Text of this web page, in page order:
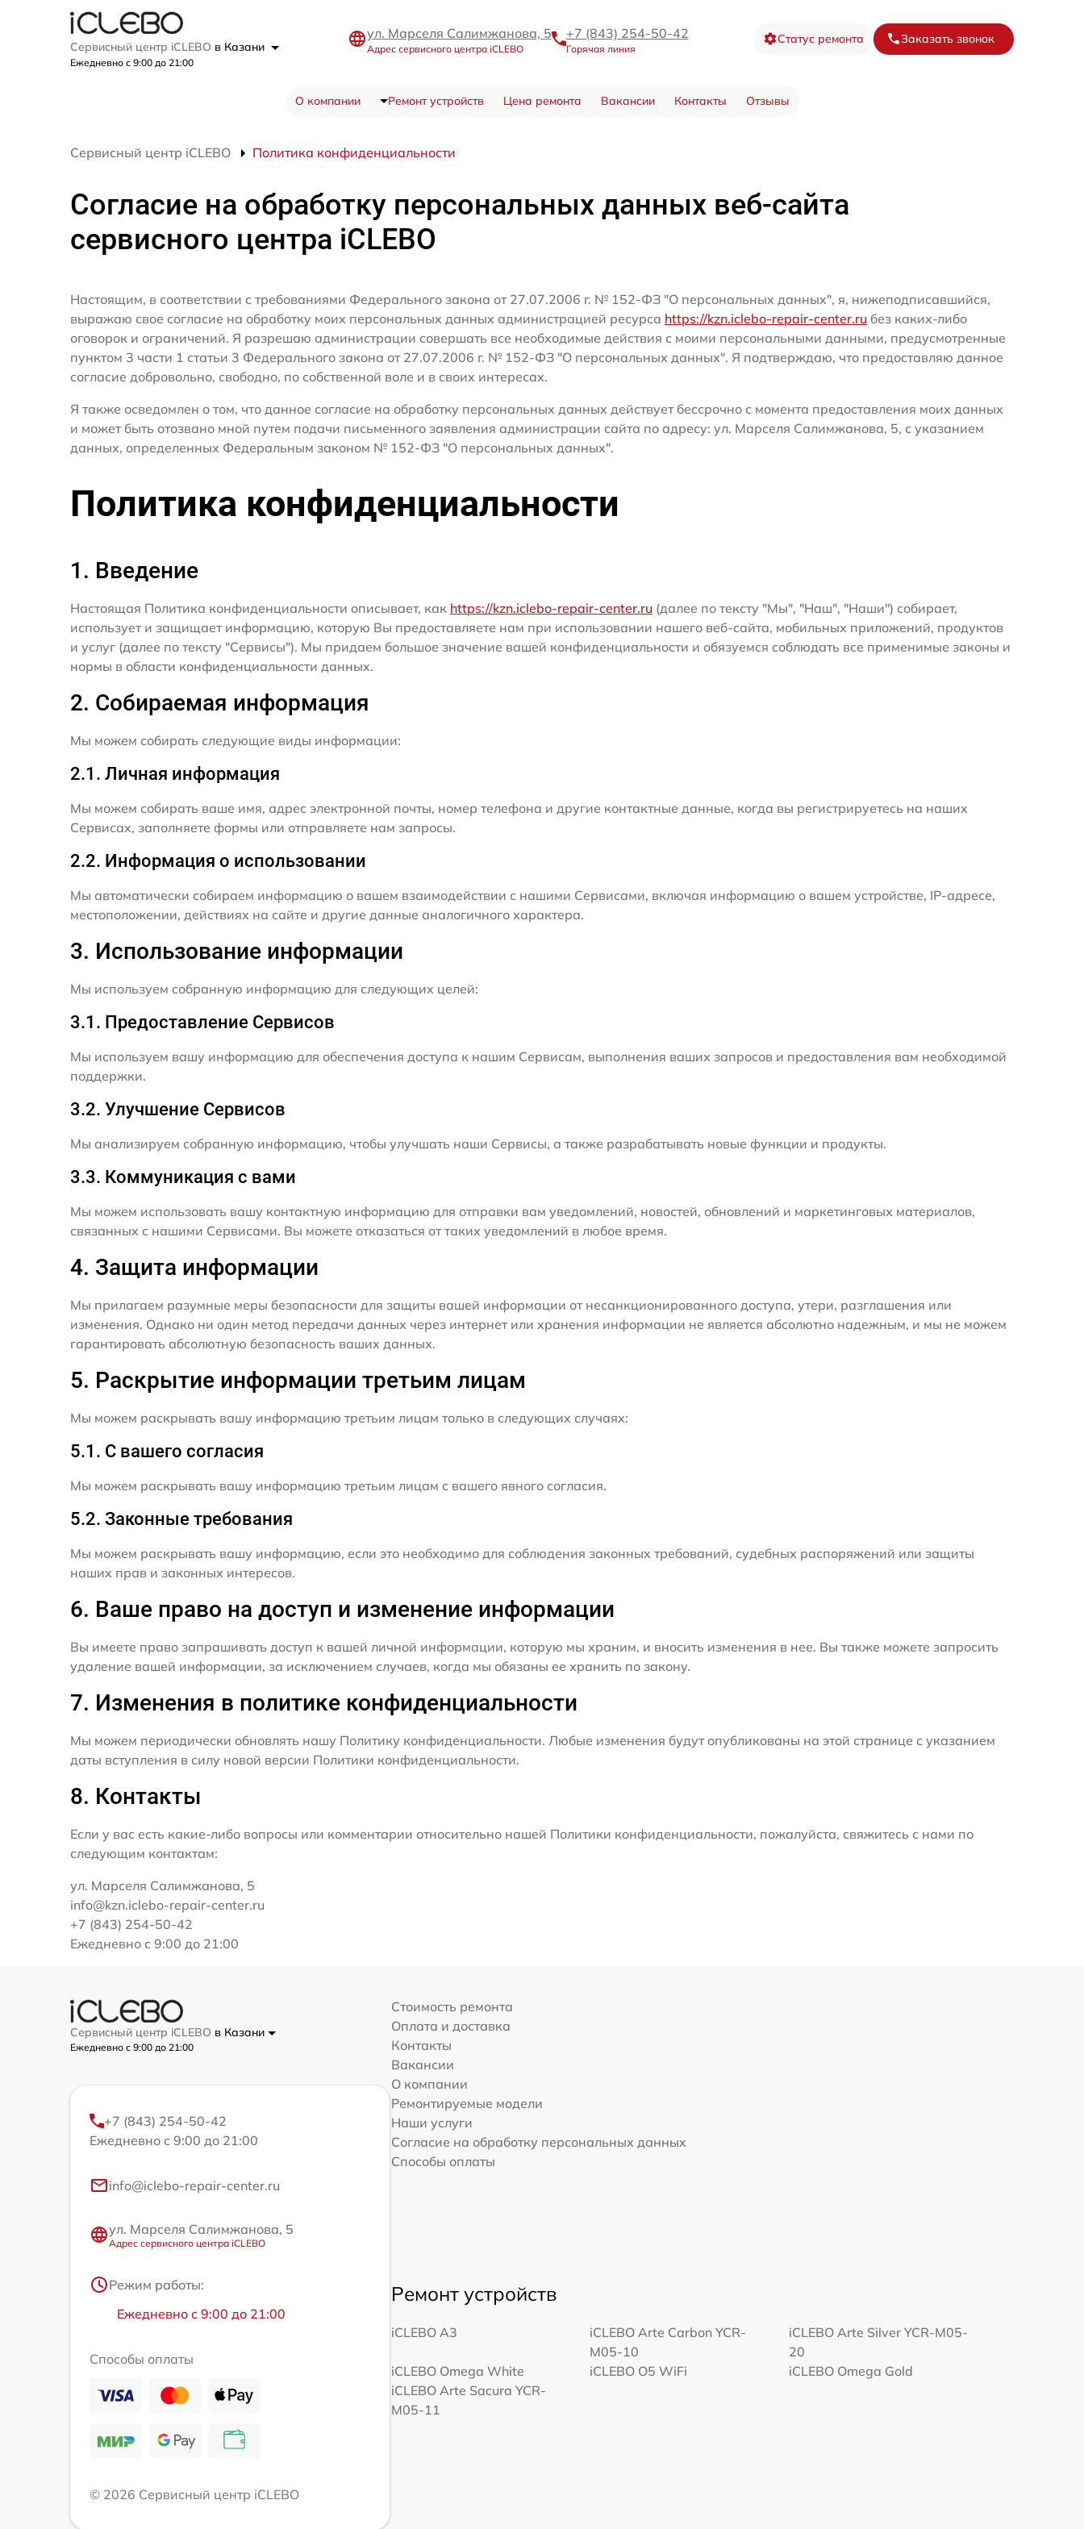
Сервисный центр iCLEBO в Казани
Ежедневно с 9:00 до 21:00
ул. Марселя Салимжанова, 5
Адрес сервисного центра iCLEBO
+7 (843) 254-50-42
Горячая линия
Статус ремонта Заказать звонок
О компании Ремонт устройств Цена ремонта Вакансии Контакты Отзывы
Сервисный центр iCLEBO Политика конфиденциальности
Согласие на обработку персональных данных веб-сайта
сервисного центра iCLEBO
Настоящим, в соответствии с требованиями Федерального закона от 27.07.2006 г. № 152-ФЗ "О персональных данных", я, нижеподписавшийся,
выражаю свое согласие на обработку моих персональных данных администрацией ресурса https://kzn.iclebo-repair-center.ru без каких-либо
оговорок и ограничений. Я разрешаю администрации совершать все необходимые действия с моими персональными данными, предусмотренные
пунктом 3 части 1 статьи 3 Федерального закона от 27.07.2006 г. № 152-ФЗ "О персональных данных". Я подтверждаю, что предоставляю данное
согласие добровольно, свободно, по собственной воле и в своих интересах.
Я также осведомлен о том, что данное согласие на обработку персональных данных действует бессрочно с момента предоставления моих данных
и может быть отозвано мной путем подачи письменного заявления администрации сайта по адресу: ул. Марселя Салимжанова, 5, с указанием
данных, определенных Федеральным законом № 152-ФЗ "О персональных данных".
Политика конфиденциальности
1. Введение
Настоящая Политика конфиденциальности описывает, как https://kzn.iclebo-repair-center.ru (далее по тексту "Мы", "Наш", "Наши") собирает,
использует и защищает информацию, которую Вы предоставляете нам при использовании нашего веб-сайта, мобильных приложений, продуктов
и услуг (далее по тексту "Сервисы"). Мы придаем большое значение вашей конфиденциальности и обязуемся соблюдать все применимые законы и
нормы в области конфиденциальности данных.
2. Собираемая информация
Мы можем собирать следующие виды информации:
2.1. Личная информация
Мы можем собирать ваше имя, адрес электронной почты, номер телефона и другие контактные данные, когда вы регистрируетесь на наших
Сервисах, заполняете формы или отправляете нам запросы.
2.2. Информация о использовании
Мы автоматически собираем информацию о вашем взаимодействии с нашими Сервисами, включая информацию о вашем устройстве, IP-адресе,
местоположении, действиях на сайте и другие данные аналогичного характера.
3. Использование информации
Мы используем собранную информацию для следующих целей:
3.1. Предоставление Сервисов
Мы используем вашу информацию для обеспечения доступа к нашим Сервисам, выполнения ваших запросов и предоставления вам необходимой
поддержки.
3.2. Улучшение Сервисов
Мы анализируем собранную информацию, чтобы улучшать наши Сервисы, а также разрабатывать новые функции и продукты.
3.3. Коммуникация с вами
Мы можем использовать вашу контактную информацию для отправки вам уведомлений, новостей, обновлений и маркетинговых материалов,
связанных с нашими Сервисами. Вы можете отказаться от таких уведомлений в любое время.
4. Защита информации
Мы прилагаем разумные меры безопасности для защиты вашей информации от несанкционированного доступа, утери, разглашения или
изменения. Однако ни один метод передачи данных через интернет или хранения информации не является абсолютно надежным, и мы не можем
гарантировать абсолютную безопасность ваших данных.
5. Раскрытие информации третьим лицам
Мы можем раскрывать вашу информацию третьим лицам только в следующих случаях:
5.1. С вашего согласия
Мы можем раскрывать вашу информацию третьим лицам с вашего явного согласия.
5.2. Законные требования
Мы можем раскрывать вашу информацию, если это необходимо для соблюдения законных требований, судебных распоряжений или защиты
наших прав и законных интересов.
6. Ваше право на доступ и изменение информации
Вы имеете право запрашивать доступ к вашей личной информации, которую мы храним, и вносить изменения в нее. Вы также можете запросить
удаление вашей информации, за исключением случаев, когда мы обязаны ее хранить по закону.
7. Изменения в политике конфиденциальности
Мы можем периодически обновлять нашу Политику конфиденциальности. Любые изменения будут опубликованы на этой странице с указанием
даты вступления в силу новой версии Политики конфиденциальности.
8. Контакты
Если у вас есть какие-либо вопросы или комментарии относительно нашей Политики конфиденциальности, пожалуйста, свяжитесь с нами по
следующим контактам:
ул. Марселя Салимжанова, 5
info@kzn.iclebo-repair-center.ru
+7 (843) 254-50-42
Ежедневно с 9:00 до 21:00
Сервисный центр iCLEBO в Казани
Ежедневно с 9:00 до 21:00
+7 (843) 254-50-42
Ежедневно с 9:00 до 21:00
info@iclebo-repair-center.ru
ул. Марселя Салимжанова, 5
Адрес сервисного центра iCLEBO
Режим работы:
Ежедневно с 9:00 до 21:00
Способы оплаты
© 2026 Сервисный центр iCLEBO
Стоимость ремонта
Оплата и доставка
Контакты
Вакансии
О компании
Ремонтируемые модели
Наши услуги
Согласие на обработку персональных данных
Способы оплаты
Ремонт устройств
iCLEBO A3
iCLEBO Arte Carbon YCR-
M05-10
iCLEBO Arte Silver YCR-M05-
20
iCLEBO Omega White
iCLEBO O5 WiFi
iCLEBO Omega Gold
iCLEBO Arte Sacura YCR-
M05-11